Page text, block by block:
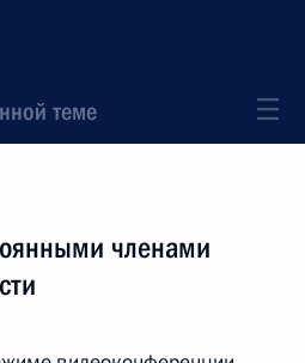
теме
членами